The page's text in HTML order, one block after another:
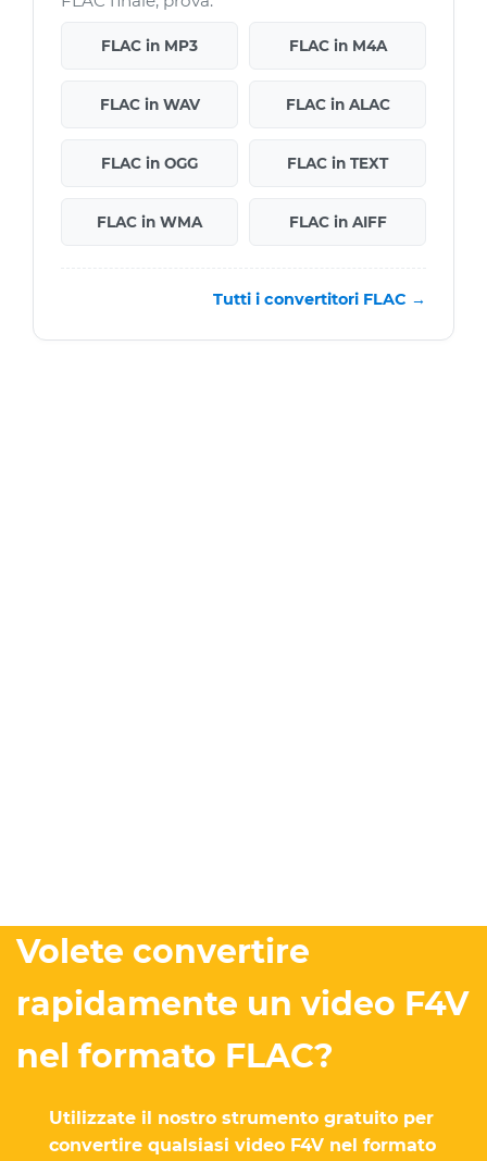
FLAC in MP3 FLAC in M4A
FLAC in WAV FLAC in ALAC
FLAC in OGG FLAC in TEXT
FLAC in WMA FLAC in AIFF
Tutti i convertitori FLAC →
Volete convertire
rapidamente un video F4V
nel formato FLAC?
Utilizzate il nostro strumento gratuito per
convertire qualsiasi video F4V nel formato